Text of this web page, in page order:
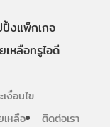
งแพ็กเกจ
เหลือทรูไอดี
งื่อนไข
หลือ ติดต่อเรา